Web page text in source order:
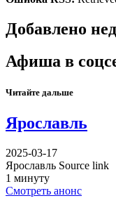
Добавлено
Афиша в
Читайте дальше
Ярославль
2025-03-17
Ярославль Source link
1 минуту
Смотреть анонс